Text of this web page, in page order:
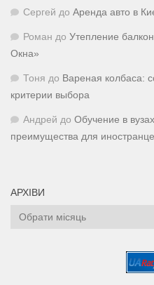
Сергей до Аренда авто в
Роман до Утепление
Окна»
Тоня до Вареная колбаса:
критерии выбора
Андрей до Обучение в
преимущества для
АРХІВИ
Архіви